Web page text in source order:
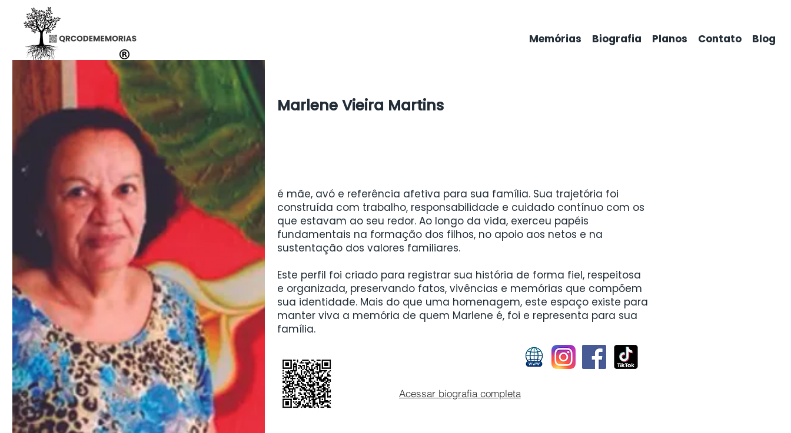
Memórias Biografia Planos Contato Blog
Marlene Vieira Martins
é mãe, avó e referência afetiva para sua família. Sua trajetória foi
construída com trabalho, responsabilidade e cuidado contínuo com os
que estavam ao seu redor. Ao longo da vida, exerceu papéis
fundamentais na formação dos filhos, no apoio aos netos e na
sustentação dos valores familiares.
Este perfil foi criado para registrar sua história de forma fiel, respeitosa
e organizada, preservando fatos, vivências e memórias que compõem
sua identidade. Mais do que uma homenagem, este espaço existe para
manter viva a memória de quem Marlene é, foi e representa para sua
família.
Acessar biografia completa